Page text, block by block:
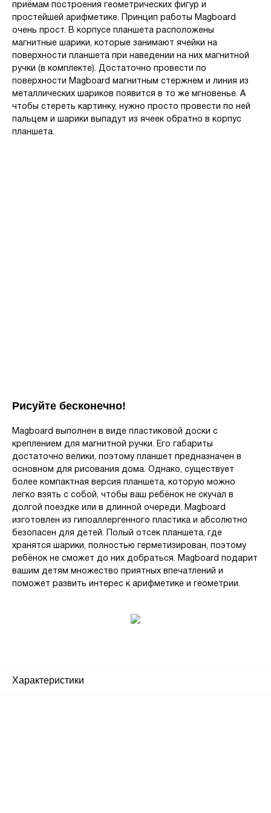
приёмам построения геометрических фигур и
простейшей арифметике. Принцип работы Magboard
очень прост. В корпусе планшета расположены
магнитные шарики, которые занимают ячейки на
поверхности планшета при наведении на них магнитной
ручки (в комплекте). Достаточно провести по
поверхности Magboard магнитным стержнем и линия из
металлических шариков появится в то же мгновенье. А
чтобы стереть картинку, нужно просто провести по ней
пальцем и шарики выпадут из ячеек обратно в корпус
планшета.
Рисуйте бесконечно!
Magboard выполнен в виде пластиковой доски с
креплением для магнитной ручки. Его габариты
достаточно велики, поэтому планшет предназначен в
основном для рисования дома. Однако, существует
более компактная версия планшета, которую можно
легко взять с собой, чтобы ваш ребёнок не скучал в
долгой поездке или в длинной очереди. Magboard
изготовлен из гипоаллергенного пластика и абсолютно
безопасен для детей. Полый отсек планшета, где
хранятся шарики, полностью герметизирован, поэтому
ребёнок не сможет до них добраться. Magboard подарит
вашим детям множество приятных впечатлений и
поможет развить интерес к арифметике и геометрии.
Характеристики